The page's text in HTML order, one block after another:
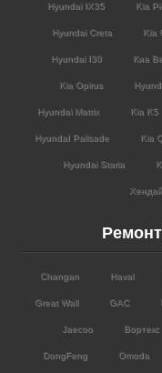
Hyundai IX35 Kia
Hyundai Creta Kia
Hyundai I30 Киа
Kia Opirus
Hyundai Matrix Kia K5
HyundaI Palisade Kia
Hyundai Staria
Changan Haval
Great Wall GAC
Jaecoo Вортекс
DongFeng Omoda